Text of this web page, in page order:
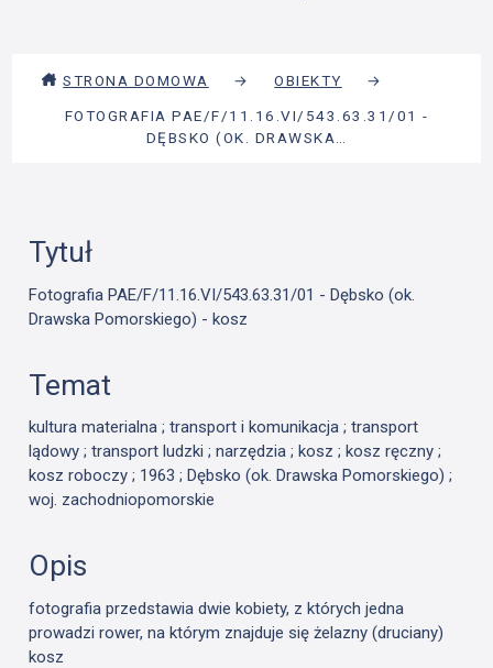
STRONA DOMOWA → OBIEKTY
→
FOTOGRAFIA PAE/F/11.16.VI/543.63.31/01 -
DĘBSKO (OK. DRAWSKA…
Tytuł
Fotografia PAE/F/11.16.VI/543.63.31/01 - Dębsko (ok.
Drawska Pomorskiego) - kosz
Temat
kultura materialna ; transport i komunikacja ; transport
lądowy ; transport ludzki ; narzędzia ; kosz ; kosz ręczny ;
kosz roboczy ; 1963 ; Dębsko (ok. Drawska Pomorskiego) ;
woj. zachodniopomorskie
Opis
fotografia przedstawia dwie kobiety, z których jedna
prowadzi rower, na którym znajduje się żelazny (druciany)
kosz